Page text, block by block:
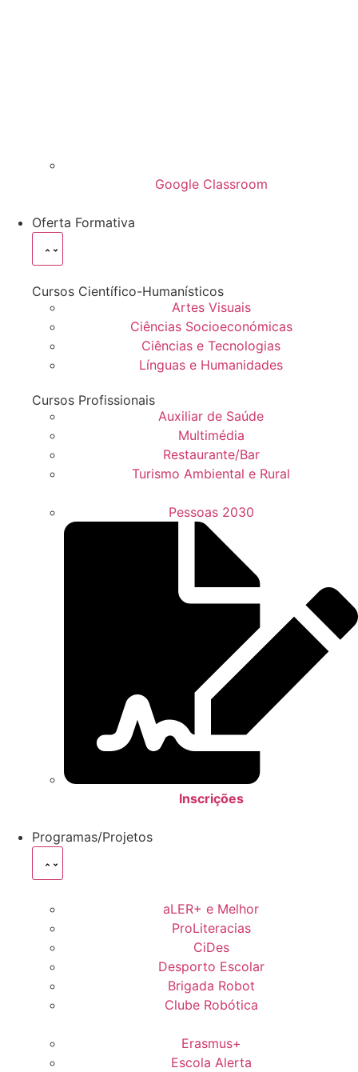
Google Classroom
Oferta Formativa
Cursos Científico-Humanísticos
Artes Visuais
Ciências Socioeconómicas
Ciências e Tecnologias
Línguas e Humanidades
Cursos Profissionais
Auxiliar de Saúde
Multimédia
Restaurante/Bar
Turismo Ambiental e Rural
Pessoas 2030
Inscrições
Programas/Projetos
aLER+ e Melhor
ProLiteracias
CiDes
Desporto Escolar
Brigada Robot
Clube Robótica
Erasmus+
Escola Alerta